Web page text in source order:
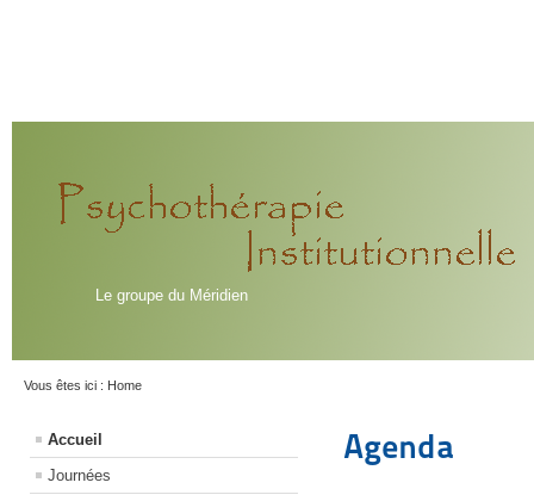
Le groupe du Méridien
Vous êtes ici : Home
Accueil
Journées
Agenda